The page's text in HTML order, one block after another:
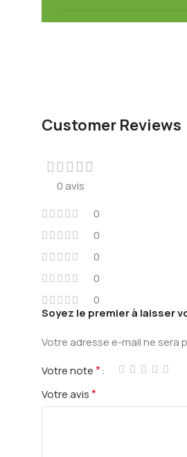
Customer Reviews
0 avis
0
0
0
0
0
Soyez le premier à laisser
Votre adresse e-mail ne sera
Votre note*
Votre avis*